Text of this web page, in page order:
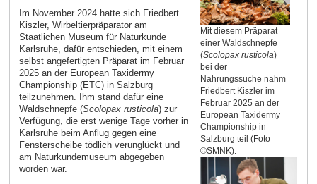
Mit diesem Präparat
einer Waldschnepfe
(Scolopax rusticola)
bei der
Nahrungssuche nahm
Friedbert Kiszler im
Februar 2025 an der
European Taxidermy
Championship in
Salzburg teil (Foto
©SMNK).
Im November 2024 hatte sich Friedbert
Kiszler, Wirbeltierpräparator am
Staatlichen Museum für Naturkunde
Karlsruhe, dafür entschieden, mit einem
selbst angefertigten Präparat im Februar
2025 an der European Taxidermy
Championship (ETC) in Salzburg
teilzunehmen. Ihm stand dafür eine
Waldschnepfe (Scolopax rusticola) zur
Verfügung, die erst wenige Tage vorher in
Karlsruhe beim Anflug gegen eine
Fensterscheibe tödlich verunglückt und
am Naturkundemuseum abgegeben
worden war.